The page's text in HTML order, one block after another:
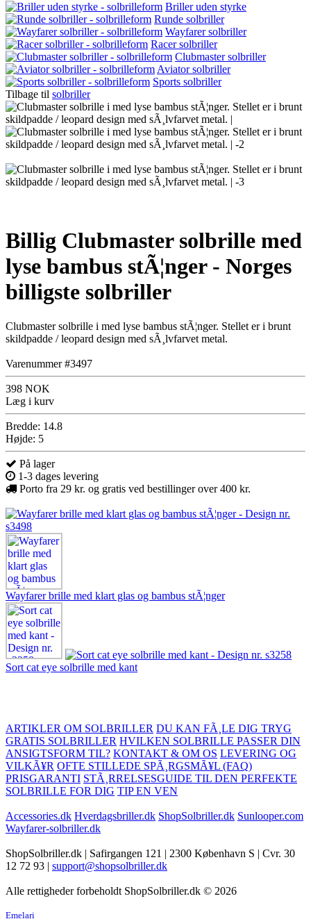
Briller uden styrke
Runde solbriller
Wayfarer solbriller
Racer solbriller
Clubmaster solbriller
Aviator solbriller
Sports solbriller
Tilbage til solbriller
Billig Clubmaster solbrille med
lyse bambus stÃ¦nger - Norges
billigste solbriller
Clubmaster solbrille i med lyse bambus stÃ¦nger. Stellet er i brunt
skildpadde / leopard design med sÃ¸lvfarvet metal.
Varenummer #3497
398 NOK
Læg i kurv
Bredde: 14.8
Højde: 5
På lager
1-3 dages levering
Porto fra 29 kr. og gratis ved bestillinger over 400 kr.
Wayfarer brille med klart glas og bambus stÃ¦nger
Sort cat eye solbrille med kant
ARTIKLER OM SOLBRILLER DU KAN FÃ¸LE DIG TRYG
GRATIS SOLBRILLER HVILKEN SOLBRILLE PASSER DIN
ANSIGTSFORM TIL? KONTAKT & OM OS LEVERING OG
VILKÃ¥R OFTE STILLEDE SPÃ¸RGSMÃ¥L (FAQ)
PRISGARANTI STÃ¸RRELSESGUIDE TIL DEN PERFEKTE
SOLBRILLE FOR DIG TIP EN VEN
Accessories.dk Hverdagsbriller.dk ShopSolbriller.dk Sunlooper.com
Wayfarer-solbriller.dk
ShopSolbriller.dk | Safirgangen 121 | 2300 København S | Cvr. 30
12 72 93 | support@shopsolbriller.dk
Alle rettigheder forbeholdt ShopSolbriller.dk © 2026
Emelari